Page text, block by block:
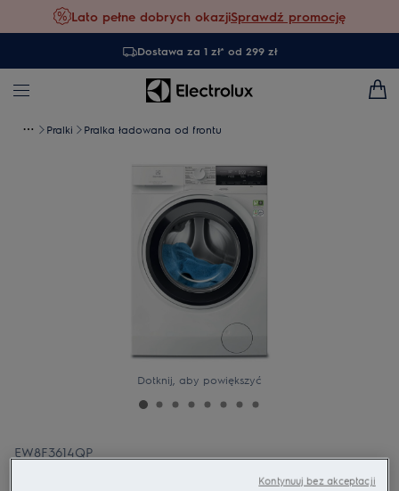
Lato pełne dobrych okazjiSprawdź promocję
Dostawa za 1 zł* od 299 zł
Pralki Pralka ładowana od frontu
Dotknij, aby powiększyć
EW8F3614QP
Pralka UltraCare 800 AbsoluteCare
Kontynuuj bez akceptacji